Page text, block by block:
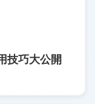
技巧大公開